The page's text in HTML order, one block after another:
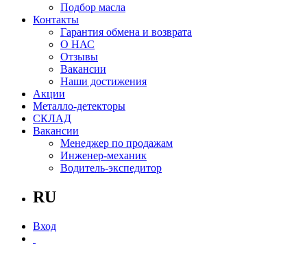
Подбор масла
Контакты
Гарантия обмена и возврата
О НАС
Отзывы
Вакансии
Наши достижения
Акции
Металло-детекторы
СКЛАД
Вакансии
Менеджер по продажам
Инженер-механик
Водитель-экспедитор
RU
Вход